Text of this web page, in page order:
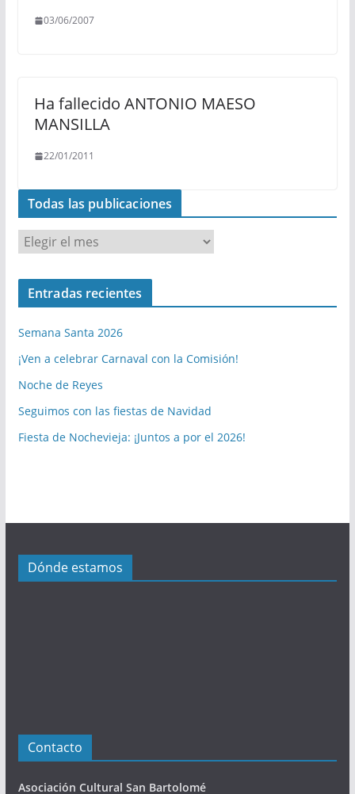
03/06/2007
Ha fallecido ANTONIO MAESO
MANSILLA
22/01/2011
Todas las publicaciones
o
d
l
a
s
u
b
i
Entradas recientes
Semana Santa 2026
¡Ven a celebrar Carnaval con la Comisión!
Noche de Reyes
Seguimos con las fiestas de Navidad
Fiesta de Nochevieja: ¡Juntos a por el 2026!
Dónde estamos
Contacto
Asociación Cultural San Bartolomé